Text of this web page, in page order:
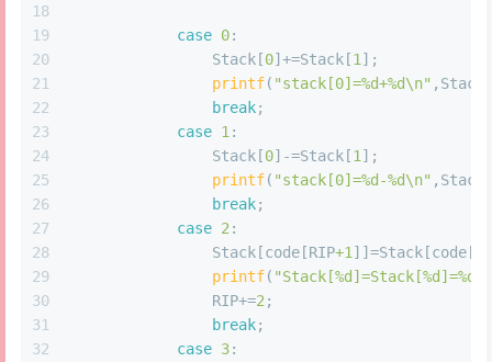
18
19
20
21
22
23
24
25
26
27
28
29
30
31
32
case 0:
                Stack[
0]+=Stack[1 ];
printf( "stack[0]=%d+%d\n" ,Stack[
break;
case 1 :
                Stack[
0]-=Stack[1 ];
printf( "stack[0]=%d-%d\n" ,Stack[
break;
case 2 :
                Stack[code[RIP
+1
printf(
                RIP+=
2 ;
break;
case 3: